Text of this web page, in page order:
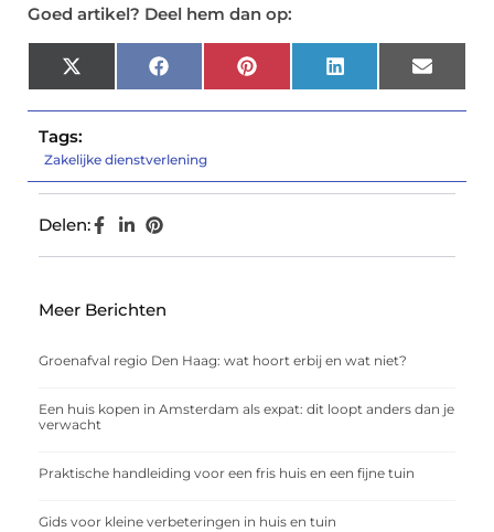
Goed artikel? Deel hem dan op:
X
(Twitter)
Facebook Pinterest LinkedIn Email
Tags:
Zakelijke dienstverlening
Delen:
Meer Berichten
Groenafval regio Den Haag: wat hoort erbij en wat niet?
Een huis kopen in Amsterdam als expat: dit loopt anders dan je
verwacht
Praktische handleiding voor een fris huis en een fijne tuin
Gids voor kleine verbeteringen in huis en tuin